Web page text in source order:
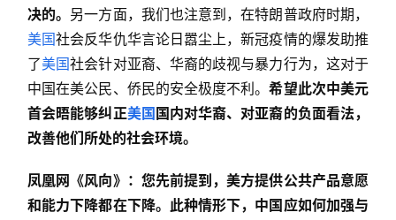
决的。 另一方面，我们也注意到，在特朗普政府时期，
美国社会反华仇华言论日嚣尘上，新冠疫情的爆发助推
了美国社会针对亚裔、华裔的歧视与暴力行为，这对于
中国在美公民、侨民的安全极度不利。希望此次中美元
首会晤能够纠正美国 国内对华裔、对亚裔的负面看法，
改善他们所处的社会环境。
凤凰网《风向》：您先前提到，美方提供公共产品意愿
和能力下降都在下降。此种情形下，中国应如何加强与